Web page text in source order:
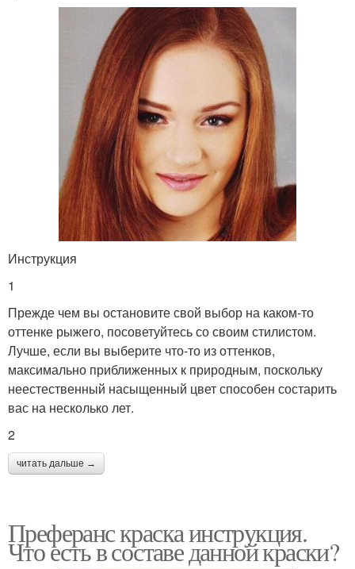
Инструкция
1
Прежде чем вы остановите свой выбор на каком-то
оттенке рыжего, посоветуйтесь со своим стилистом.
Лучше, если вы выберите что-то из оттенков,
максимально приближенных к природным, поскольку
неестественный насыщенный цвет способен состарить
вас на несколько лет.
2
читать дальше →
Преферанс краска инструкция.
Что есть в составе данной краски?